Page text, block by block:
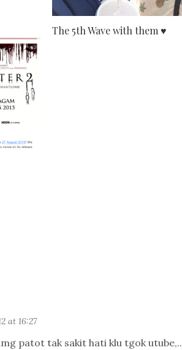
The 5th Wave with them ♥
at 16:27
patot tak sakit hati klu tgok utube,..